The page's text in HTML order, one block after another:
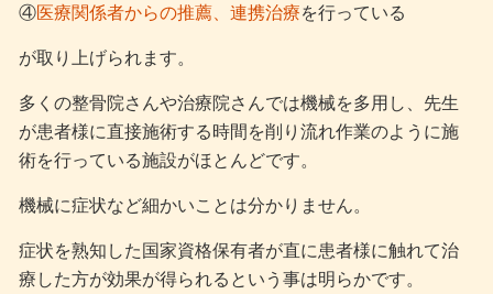
④医療関係者からの推薦、連携治療を行っている
が取り上げられます。
多くの整骨院さんや治療院さんでは機械を多用し、先生
が患者様に直接施術する時間を削り流れ作業のように施
術を行っている施設がほとんどです。
機械に症状など細かいことは分かりません。
症状を熟知した国家資格保有者が直に患者様に触れて治
療した方が効果が得られるという事は明らかです。